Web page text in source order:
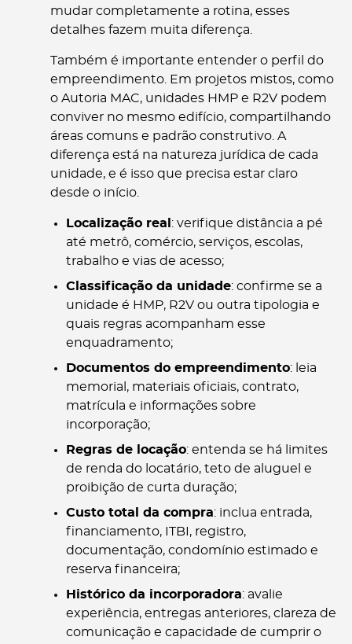
mudar completamente a rotina, esses
detalhes fazem muita diferença.
Também é importante entender o perfil do
empreendimento. Em projetos mistos, como
o Autoria MAC, unidades HMP e R2V podem
conviver no mesmo edifício, compartilhando
áreas comuns e padrão construtivo. A
diferença está na natureza jurídica de cada
unidade, e é isso que precisa estar claro
desde o início.
Localização real : verifique distância a pé
até metrô, comércio, serviços, escolas,
trabalho e vias de acesso;
Classificação da unidade: confirme se a
unidade é HMP, R2V ou outra tipologia e
quais regras acompanham esse
enquadramento;
Documentos do empreendimento: leia
memorial, materiais oficiais, contrato,
matrícula e informações sobre
incorporação;
Regras de locação: entenda se há limites
de renda do locatário, teto de aluguel e
proibição de curta duração;
Custo total da compra: inclua entrada,
financiamento, ITBI, registro,
documentação, condomínio estimado e
reserva financeira;
Histórico da incorporadora: avalie
experiência, entregas anteriores, clareza de
comunicação e capacidade de cumprir o